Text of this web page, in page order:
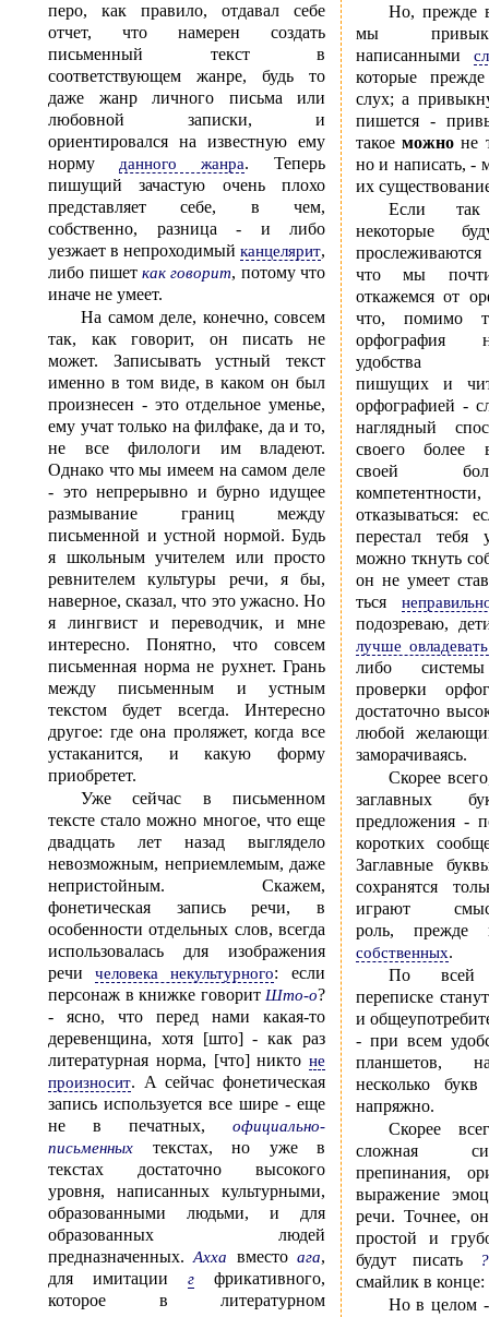
перо, как правило, отдавал себе
отчет, что намерен создать
письменный текст в
соответствующем жанре, будь то
даже жанр личного письма или
любовной записки, и
ориентировался на известную ему
норму данного жанра. Теперь
пишущий зачастую очень плохо
представляет себе, в чем,
собственно, разница - и либо
уезжает в непроходимый канцелярит,
либо пишет как говорит, потому что
иначе не умеет.
На самом деле, конечно, совсем
так, как говорит, он писать не
может. Записывать устный текст
именно в том виде, в каком он был
произнесен - это отдельное уменье,
ему учат только на филфаке, да и то,
не все филологи им владеют.
Однако что мы имеем на самом деле
- это непрерывно и бурно идущее
размывание границ между
письменной и устной нормой. Будь
я школьным учителем или просто
ревнителем культуры речи, я бы,
наверное, сказал, что это ужасно. Но
я лингвист и переводчик, и мне
интересно. Понятно, что совсем
письменная норма не рухнет. Грань
между письменным и устным
текстом будет всегда. Интересно
другое: где она проляжет, когда все
устаканится, и какую форму
приобретет.
Уже сейчас в письменном
тексте стало можно многое, что еще
двадцать лет назад выглядело
невозможным, неприемлемым, даже
непристойным. Скажем,
фонетическая запись речи, в
особенности отдельных слов, всегда
использовалась для изображения
речи человека некультурного: если
персонаж в книжке говорит Што-о?
- ясно, что перед нами какая-то
деревенщина, хотя [што] - как раз
литературная норма, [что] никто не
произносит. А сейчас фонетическая
запись используется все шире - еще
не в печатных, официально-
письменных текстах, но уже в
текстах достаточно высокого
уровня, написанных культурными,
образованными людьми, и для
образованных людей
предназначенных. Ахха вместо ага,
для имитации г фрикативного,
которое в литературном
Но, прежде всего, в Интернете
мы
написанными
которые
слух; а привыкнув видеть, как это
пишется -
такое можноне только произнести,
но и написать, -
их
Если
некоторые
что мы
откажемся от
что, помимо
орфография
удобства
пишущих и
орфографией -
наглядный
своего более
своей
отказываться:
перестал тебя
можно ткнуть
он не умеет
ться
подозреваю,
лучше
либо системы
проверки
достаточно
любой
заморачиваясь.
Скорее
заглавных
предложения -
коротких
Заглавные
сохранятся
играют смыслоразличительную
роль,
собственных.
По всей
переписке
и
- при всем
планшетов,
несколько
напряжно.
Скорее
сложная
препинания,
выражение
речи. Точнее,
простой и
будут писать
смайлик в конце:
Но в целом